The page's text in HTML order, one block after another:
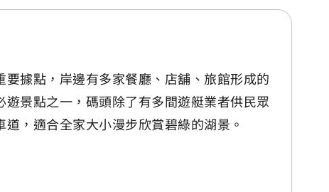
據點，岸邊有多家餐廳、店舖、旅館形成的
景點之一，碼頭除了有多間遊艇業者供民眾
，適合全家大小漫步欣賞碧綠的湖景。